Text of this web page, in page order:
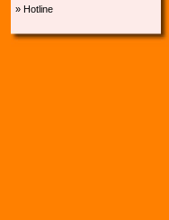
» Hotline